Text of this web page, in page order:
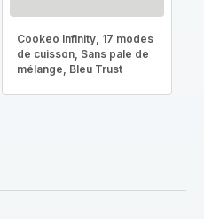
Cookeo Infinity, 17 modes
de cuisson, Sans pale de
mélange, Bleu Trust